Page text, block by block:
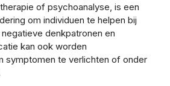
of psychoanalyse, is een
om individuen te helpen bij
denkpatronen en
kan ook worden
symptomen te verlichten of onder